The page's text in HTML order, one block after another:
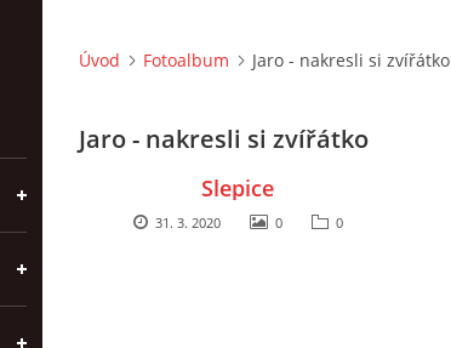
Úvod Fotoalbum Jaro - nakresli si zvířátko
Jaro - nakresli si zvířátko
Slepice
31. 3. 2020 0 0